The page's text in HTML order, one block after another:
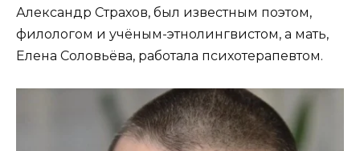
Александр Страхов, был известным поэтом,
филологом и учёным-этнолингвистом, а мать,
Елена Соловьёва, работала психотерапевтом.